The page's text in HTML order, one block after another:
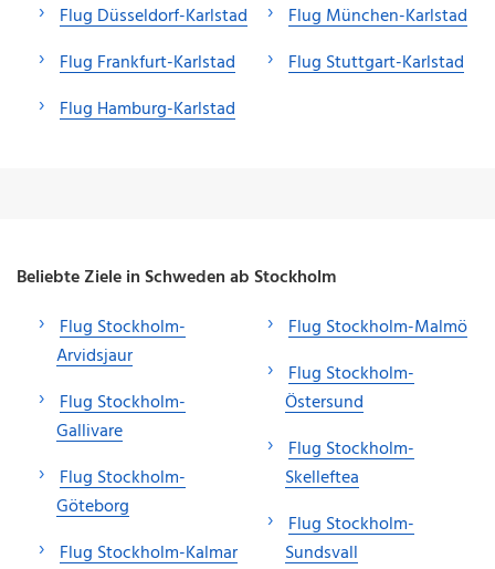
Flug Düsseldorf-Karlstad
Flug Frankfurt-Karlstad
Flug Hamburg-Karlstad
Flug München-Karlstad
Flug Stuttgart-Karlstad
Beliebte Ziele in Schweden ab Stockholm
Flug Stockholm-
Arvidsjaur
Flug Stockholm-
Gallivare
Flug Stockholm-
Göteborg
Flug Stockholm-Kalmar
Flug Stockholm-Malmö
Flug Stockholm-
Östersund
Flug Stockholm-
Skelleftea
Flug Stockholm-
Sundsvall